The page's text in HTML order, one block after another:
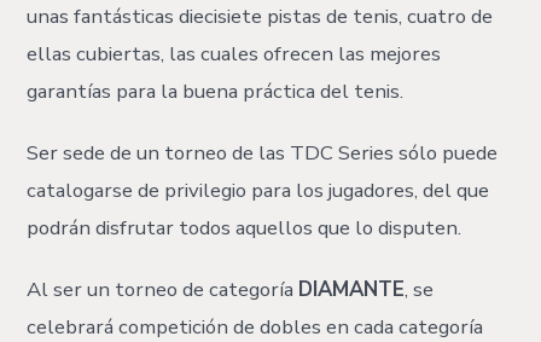
unas fantásticas diecisiete pistas de tenis, cuatro de
ellas cubiertas, las cuales ofrecen las mejores
garantías para la buena práctica del tenis.
Ser sede de un torneo de las TDC Series sólo puede
catalogarse de privilegio para los jugadores, del que
podrán disfrutar todos aquellos que lo disputen.
Al ser un torneo de categoría DIAMANTE, se
celebrará competición de dobles en cada categoría